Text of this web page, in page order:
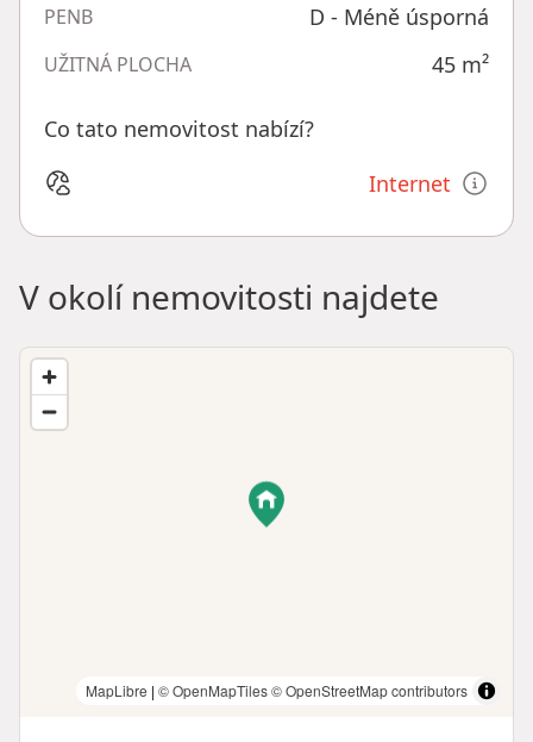
PENB D - Méně úsporná
UŽITNÁ PLOCHA 45 m²
Co tato nemovitost nabízí?
Internet
V okolí nemovitosti najdete
MapLibre | © OpenMapTiles© OpenStreetMap contributors